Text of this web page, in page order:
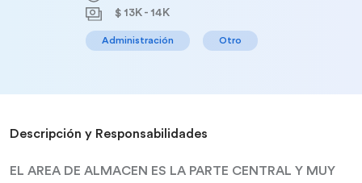
$ 13K - 14K
Administración Otro
Descripción y Responsabilidades
EL AREA DE ALMACEN ES LA PARTE CENTRAL Y MUY